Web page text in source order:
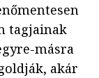
tagjainak
másra
akár